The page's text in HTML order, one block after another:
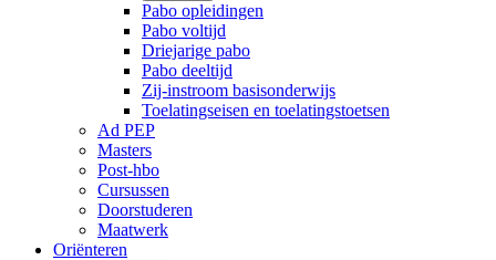
Pabo opleidingen
Pabo voltijd
Driejarige pabo
Pabo deeltijd
Zij-instroom basisonderwijs
Toelatingseisen en toelatingstoetsen
Ad PEP
Masters
Post-hbo
Cursussen
Doorstuderen
Maatwerk
Oriënteren